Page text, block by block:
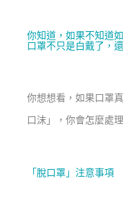
你知道，如果不知道
口罩不只是白戴了，
你想想看，如果口罩
口沫」，你會怎麼處
「脫口罩」注意事項